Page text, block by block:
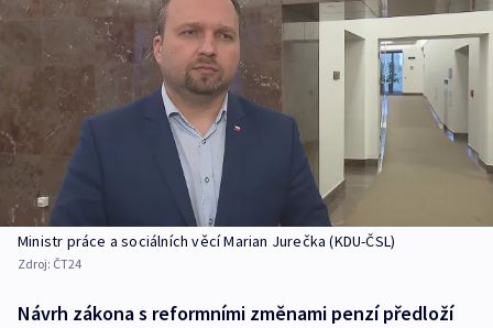
Ministr práce a sociálních věcí Marian Jurečka (KDU-ČSL)
Zdroj: ČT24
Návrh zákona s reformními změnami penzí předloží